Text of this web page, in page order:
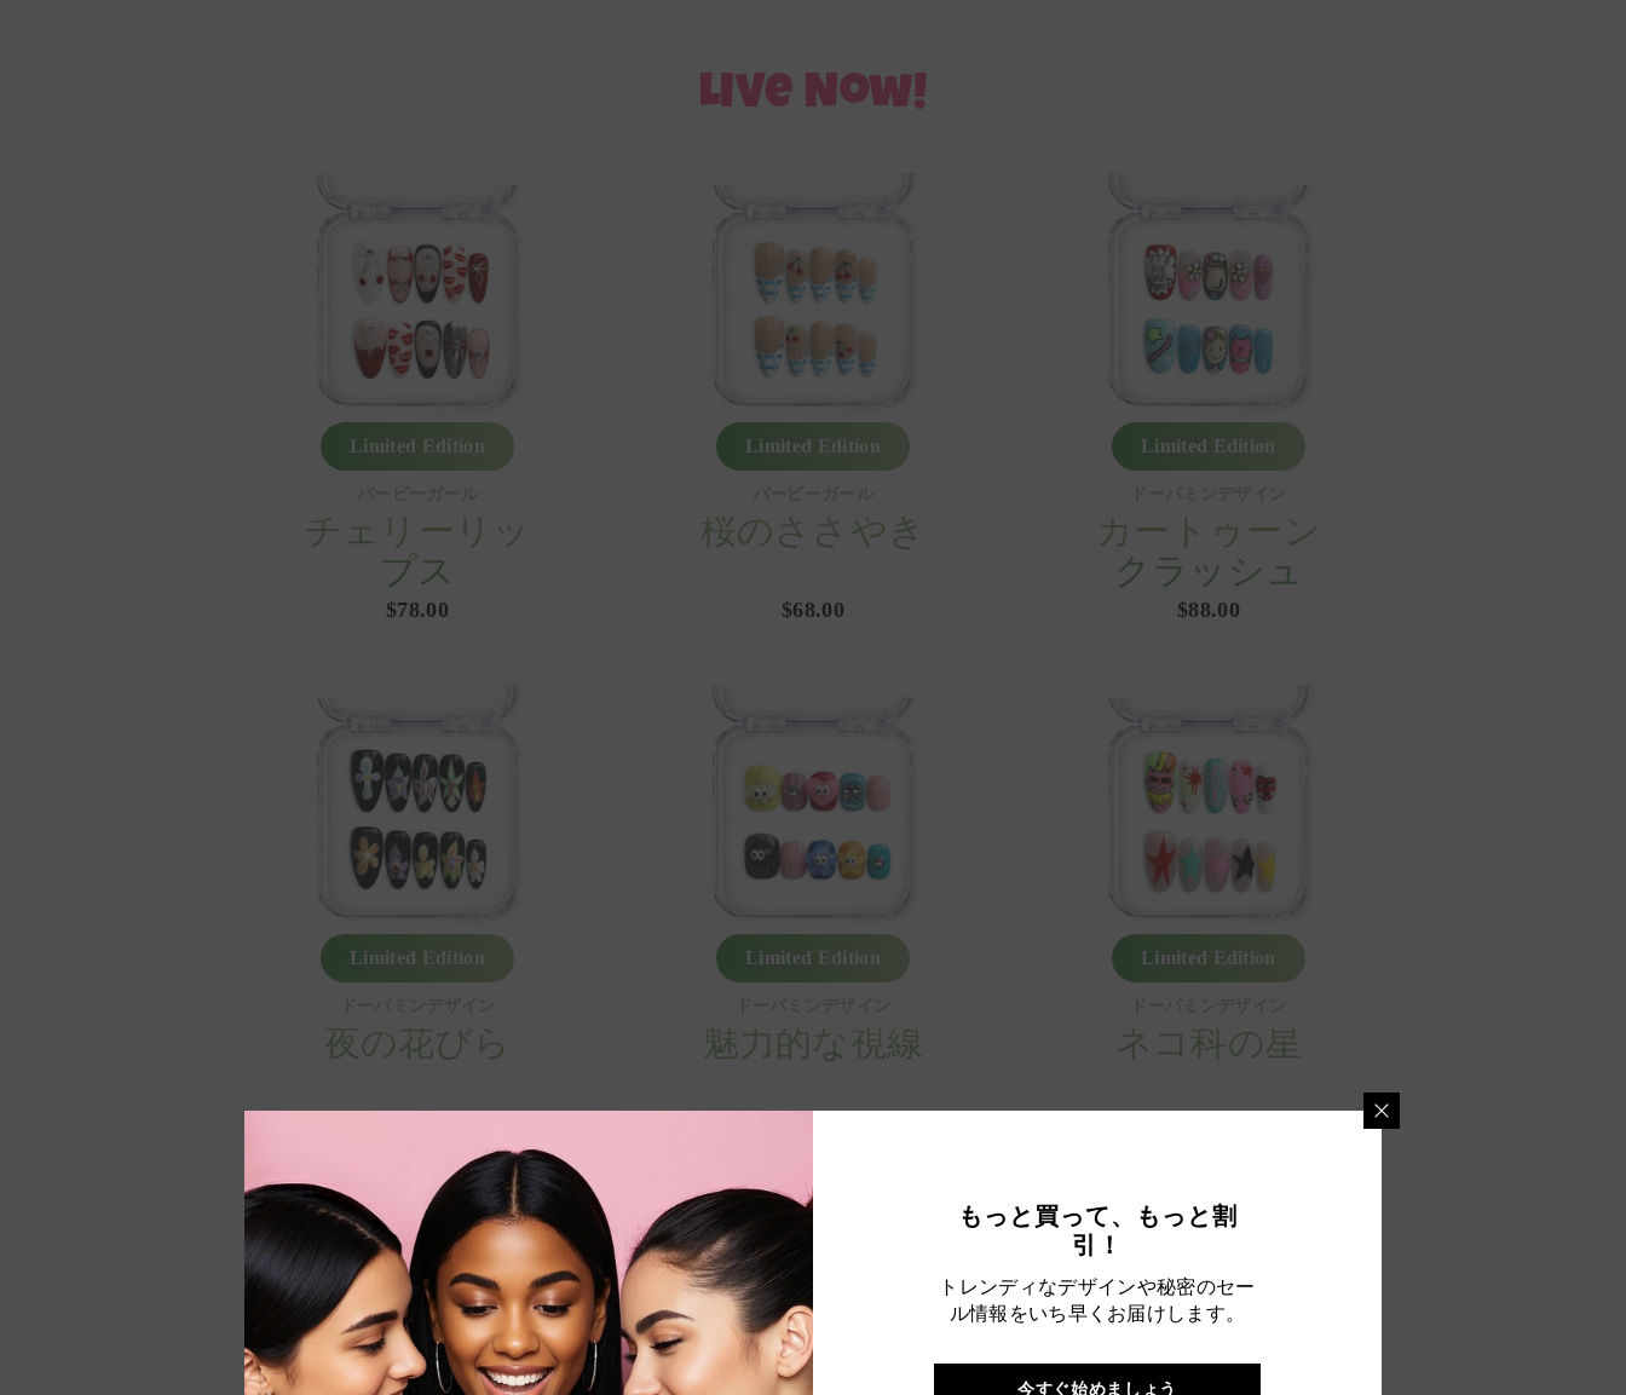
Live Now!
Limited Edition
チェリーリッ
プス
$78.00
Limited Edition
桜のささやき
$68.00
Limited Edition
カートゥーン
クラッシュ
$88.00
Limited Edition
夜の花びら
Limited Edition
魅力的な視線
Limited Edition
ネコ科の星
Community Designs
Vote on design ideas for us to bring to life as NailLover from artists in our community!
View All →
もっと買って、もっと割
引！
トレンディなデザインや秘密のセー
ル情報をいち早くお届けします。
今すぐ始めましょう